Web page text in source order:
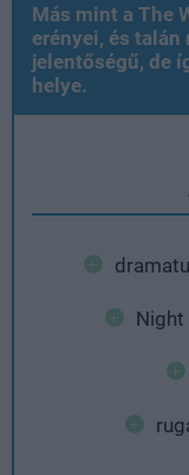
Más mint a The
erényei, és
jelentőségű, de
helye.
Night